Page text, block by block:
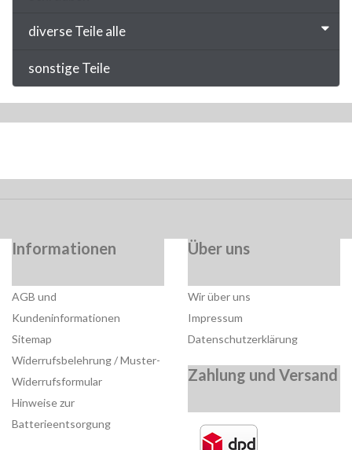
diverse Teile alle
sonstige Teile
Informationen
AGB und
Kundeninformationen
Sitemap
Widerrufsbelehrung / Muster-
Widerrufsformular
Hinweise zur
Batterieentsorgung
Über uns
Wir über uns
Impressum
Datenschutzerklärung
Zahlung und Versand